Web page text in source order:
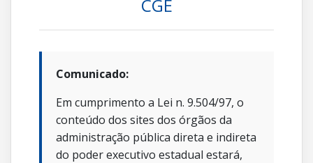
CGE
Comunicado:
Em cumprimento a Lei n. 9.504/97, o
conteúdo dos sites dos órgãos da
administração pública direta e indireta
do poder executivo estadual estará,